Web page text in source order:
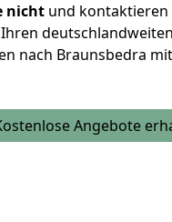
nicht und kontaktieren
nach Braunsbedra
Angebote